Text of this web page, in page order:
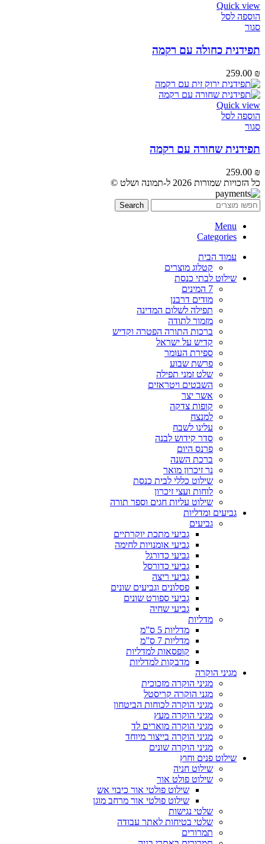
Quick view
הוספה לסל
סגור
תפידנית כחולה עם רקמה
259.00 ₪
Quick view
הוספה לסל
סגור
תפידנית שחורה עם רקמה
259.00 ₪
כל הזכויות שמורות 2026 ל-תמונה ושלט ©
Search
Menu
Categories
עמוד הבית
קטלוג מוצרים
שילוט לבתי כנסת
7 המינים
מודים דרבנן
תפילה לשלום המדינה
מזמור לתודה
ברכות התורה הפטרה וקדיש
קדיש על ישראל
ספירת העומר
פרשת שבוע
שלט זמני תפילה
השבטים ויטראזים
אשר יצר
קופות צדקה
למנצח
עלינו לשבח
סדר קידוש לבנה
פרנס היום
ברכת השנה
נר זיכרון מואר
שילוט כללי לבית כנסת
לוחות ועצי זיכרון
שילוט עליות חגים וספר תורה
גביעים ומדליות
גביעים
גביעי מתכת יוקרתיים
גביעי אומנויות לחימה
גביעי כדורגל
גביעי כדורסל
גביעי ריצה
פסלונים וגביעים שונים
גביעי ספורט שונים
גביעי שחיה
מדליות
מדליות 5 ס”מ
מדליות 7 ס”מ
קופסאות למדליות
מדבקות למדליות
מגיני הוקרה
מגיני הוקרה מזכוכית
מגני הוקרה קריסטל
מגיני הוקרה לכוחות הביטחון
מגיני הוקרה מעץ
מגיני הוקרה מוארים לד
מגיני הוקרה בייצור מיוחד
מגיני הוקרה שונים
שילוט פנים וחוץ
שילוט חניה
שילוט פולט אור
שילוט פולטי אור כיבוי אש
שילוט פולטי אור מרחב מוגן
שלטי נגישות
שלטי בטיחות לאתר עבודה
תמרורים